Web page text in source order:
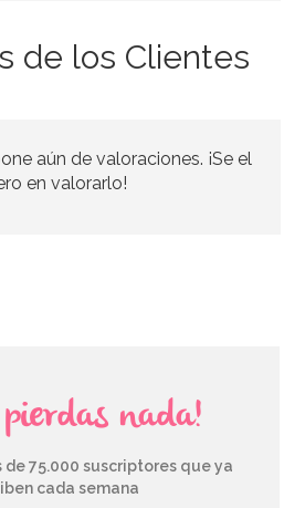
0,75€
de los Clientes
aún de valoraciones. ¡Se el
en valorarlo!
pierdas nada!
de 75.000 suscriptores que ya
cada semana